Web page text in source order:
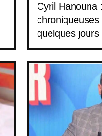
Cyril Hanouna
chroniqueuses
quelques